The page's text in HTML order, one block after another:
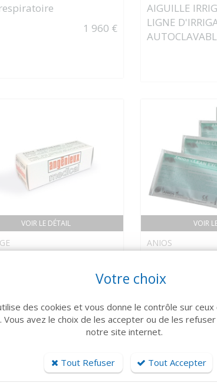
1 960 €
AIGUILLE
LIGNE
VOIR LE DÉTAIL
378 €
VOIR
ANIOS
25 ml x 50
Votre choix
des cookies et vous donne le contrôle sur
Vous avez le choix de les accepter ou de les
notre site internet.
Tout Refuser Tout Accepter